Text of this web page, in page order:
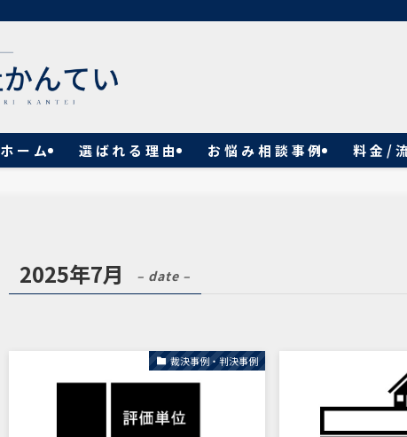
ホーム 選ばれる理由 お悩み相談事例 料金/
2025年7月 – date –
裁決事例・判決事例